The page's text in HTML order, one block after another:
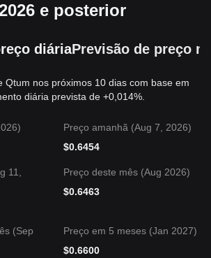
e posterior
diáriaPrevisão de preço
Qtum nos próximos 10 dias com base em
diária prevista de +0,014%.
Preço amanhã (Aug 7, 2026)
$0.6454
11,
Preço deste mês (Aug 2026)
$0.6463
(Sep
Preço em 5 meses (Jan 2027)
$0.6600